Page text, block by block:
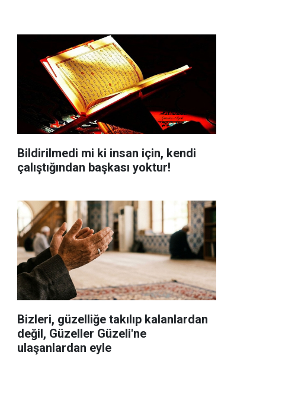
Bildirilmedi mi ki insan için, kendi
çalıştığından başkası yoktur!
Bizleri, güzelliğe takılıp kalanlardan
değil, Güzeller Güzeli'ne
ulaşanlardan eyle